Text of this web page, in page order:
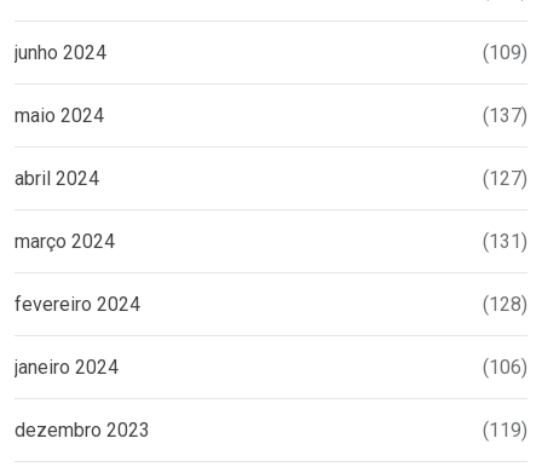
junho 2024 (109)
maio 2024 (137)
abril 2024 (127)
março 2024 (131)
fevereiro 2024 (128)
janeiro 2024 (106)
dezembro 2023 (119)